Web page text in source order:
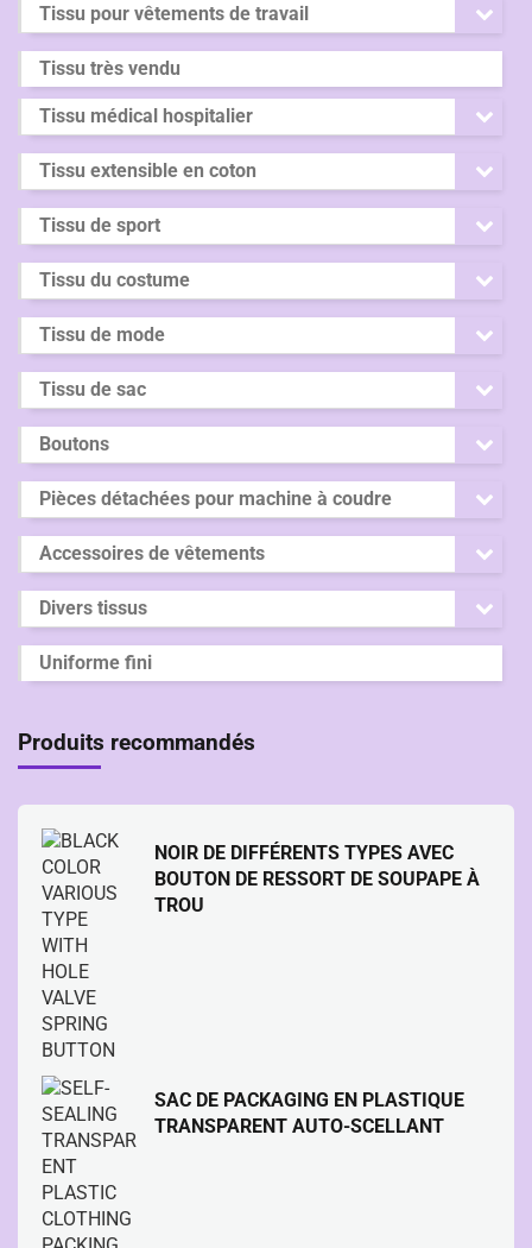
Tissu pour vêtements de travail
Tissu très vendu
Tissu médical hospitalier
Tissu extensible en coton
Tissu de sport
Tissu du costume
Tissu de mode
Tissu de sac
Boutons
Pièces détachées pour machine à coudre
Accessoires de vêtements
Divers tissus
Uniforme fini
Produits recommandés
NOIR DE DIFFÉRENTS TYPES AVEC
BOUTON DE RESSORT DE SOUPAPE À
TROU
SAC DE PACKAGING EN PLASTIQUE
TRANSPARENT AUTO-SCELLANT